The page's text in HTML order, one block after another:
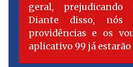
geral, prejudicando
Diante disso, nós
providências e os
aplicativo 99 já